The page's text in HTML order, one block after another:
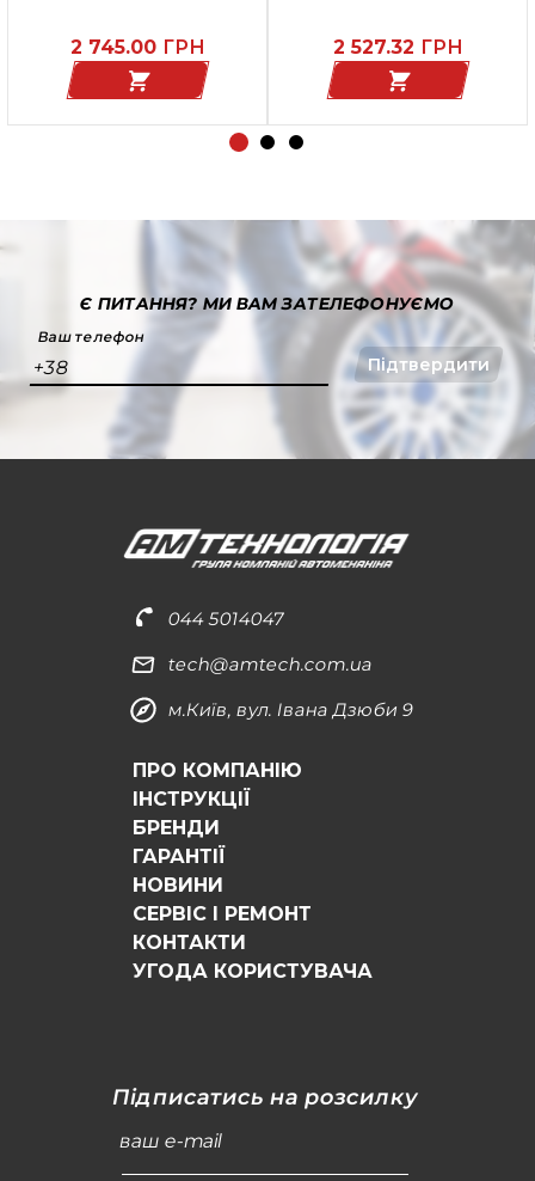
2 745.00 ГРН 2 527.32 ГРН
Є ПИТАННЯ?МИ ВАМ ЗАТЕЛЕФОНУЄМО
Ваш телефон
+38 Підтвердити
044 5014047
tech@amtech.com.ua
м.Київ, вул. Івана Дзюби 9
ПРО КОМПАНІЮ
ІНСТРУКЦІЇ
БРЕНДИ
ГАРАНТІЇ
НОВИНИ
СЕРВІС І РЕМОНТ
КОНТАКТИ
УГОДА КОРИСТУВАЧА
Підписатись на розсилку
ваш e-mail